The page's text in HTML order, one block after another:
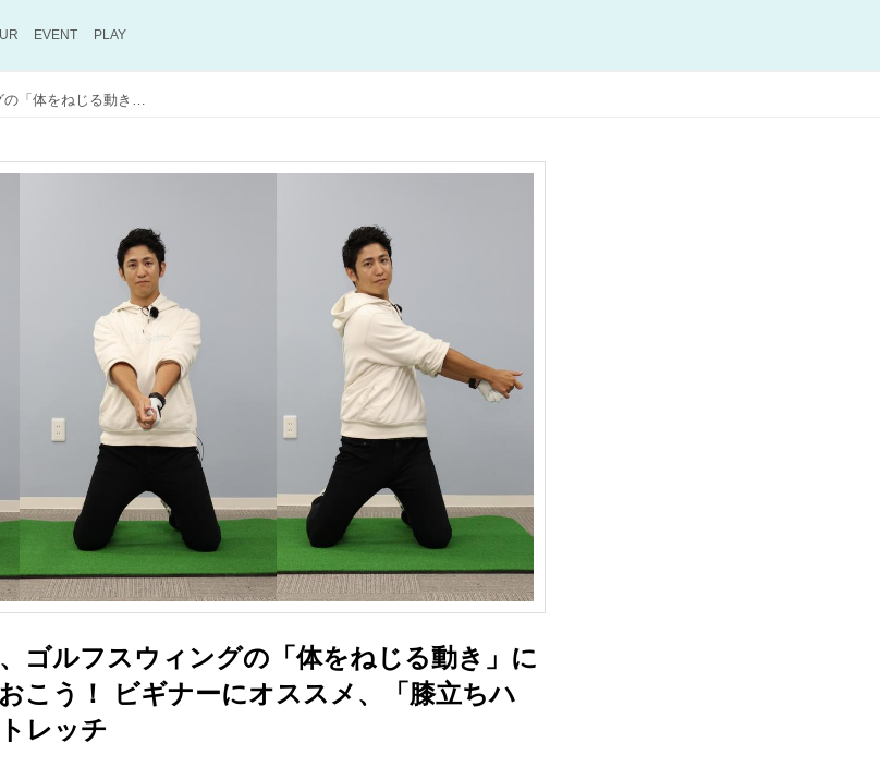
EVENT PLAY
日常ではまずしない、ゴルフスウィングの「体をねじる動き」に使う筋肉をほぐしておこう！ ビギナーにオススメ、「膝立ちハーフスウィング」ストレッチ
ゴルフスウィングの「体をねじる動き」に
こう！ ビギナーにオススメ、「膝立ちハ
レッチ